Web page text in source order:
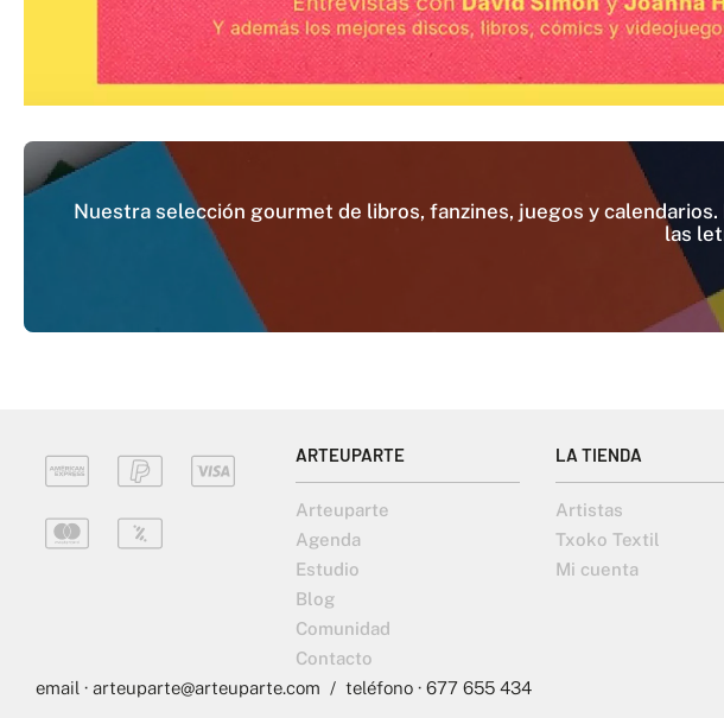
Nuestra selección gourmet de libros, fanzines, juegos y
las
ARTEUPARTE
Arteuparte
Agenda
Estudio
Blog
Comunidad
Contacto
LA TIENDA
Artistas
Txoko Textil
Mi cuenta
email · arteuparte@arteuparte.com / teléfono · 677 655 434